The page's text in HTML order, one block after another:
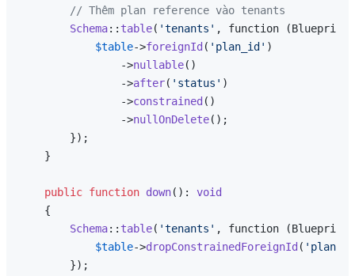
// Thêm plan reference vào tenants
Schema:: table( 'tenants' , function (Blueprint
$table->foreignId ( 'plan_id' )
                ->
nullable()
                ->
after( 'status' )
                ->
constrained ()
                ->
nullOnDelete();
        });
    }
public function down( ): void
{
Schema:: table( 'tenants' , function (Blueprint
$table->dropConstrainedForeignId (
        });